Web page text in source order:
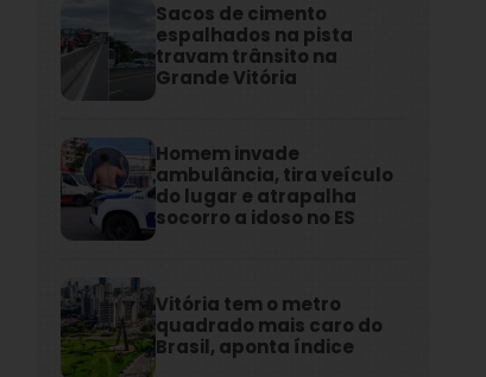
Sacos de cimento
espalhados na pista
travam trânsito na
Grande Vitória
Homem invade
ambulância, tira veículo
do lugar e atrapalha
socorro a idoso no ES
Vitória tem o metro
quadrado mais caro do
Brasil, aponta índice